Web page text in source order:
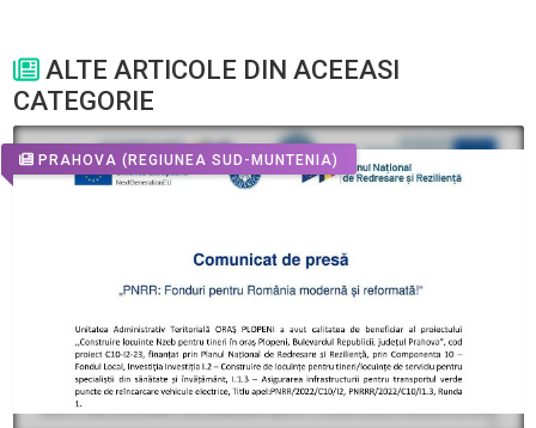
ALTE ARTICOLE DIN ACEEASI
CATEGORIE
PRAHOVA (REGIUNEA SUD-MUNTENIA)